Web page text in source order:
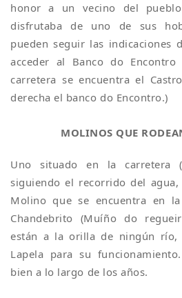
honor a un vecino del
disfrutaba de uno de sus
pueden seguir las indicaciones
acceder al Banco do
carretera se encuentra el
derecha el banco do Encontro.)
MOLINOS QUE
Uno situado en la carretera
siguiendo el recorrido del agua,
Molino que se encuentra en
Chandebrito (Muíño do
están a la orilla de ningún río,
Lapela para su
bien a lo largo de los años.